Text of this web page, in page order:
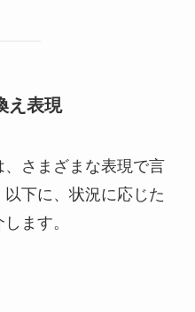
え表現
さまざまな表現で言
下に、状況に応じた
ます。